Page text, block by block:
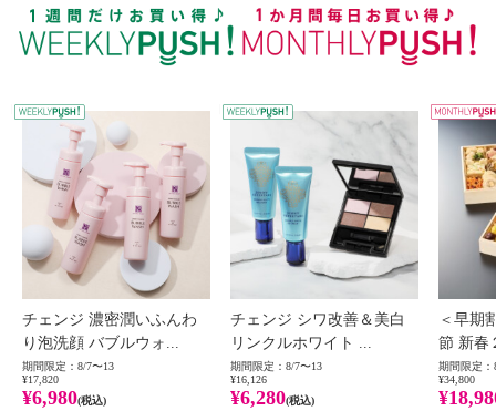
WEEKLY PUSH
チェンジ 濃密潤いふんわ
り泡洗顔 バブルウォ...
期間限定：8/7〜13
¥17,820
¥6,980(税込)
チェンジ シワ改善＆美白
リンクルホワイト ...
期間限定：8/7〜13
¥16,126
¥6,280(税込)
＜早期
節 新春
期間限定：
¥34,800